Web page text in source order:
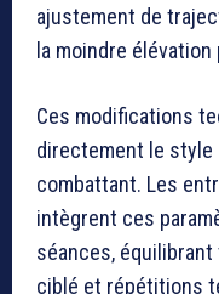
ajustement de
la moindre
Ces modifications
directement le style
combattant. Les
intègrent ces
séances,
ciblé et répétitions